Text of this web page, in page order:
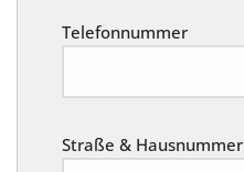
Telefonnummer
Straße & Hausnummer